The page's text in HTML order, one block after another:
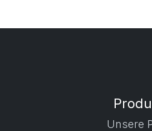
Unsere